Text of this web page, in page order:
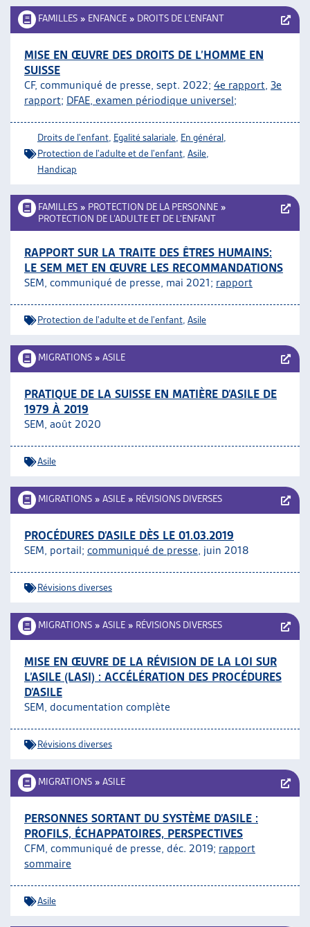
FAMILLES » ENFANCE » DROITS DE L’ENFANT
MISE EN ŒUVRE DES DROITS DE L’HOMME EN
SUISSE
CF, communiqué de presse, sept. 2022; 4e rapport, 3e
rapport; DFAE, examen périodique universel;
Droits de l'enfant Egalité salariale En général
Protection de l'adulte et de l'enfant Asile
Handicap
FAMILLES » PROTECTION DE LA PERSONNE »
PROTECTION DE L’ADULTE ET DE L’ENFANT
RAPPORT SUR LA TRAITE DES ÊTRES HUMAINS:
LE SEM MET EN ŒUVRE LES RECOMMANDATIONS
SEM, communiqué de presse, mai 2021; rapport
Protection de l'adulte et de l'enfant Asile
MIGRATIONS » ASILE
PRATIQUE DE LA SUISSE EN MATIÈRE D’ASILE DE
1979 À 2019
SEM, août 2020
Asile
MIGRATIONS » ASILE » RÉVISIONS DIVERSES
PROCÉDURES D’ASILE DÈS LE 01.03.2019
SEM, portail; communiqué de presse, juin 2018
Révisions diverses
MIGRATIONS » ASILE » RÉVISIONS DIVERSES
MISE EN ŒUVRE DE LA RÉVISION DE LA LOI SUR
L’ASILE (LASI) : ACCÉLÉRATION DES PROCÉDURES
D’ASILE
SEM, documentation complète
Révisions diverses
MIGRATIONS » ASILE
PERSONNES SORTANT DU SYSTÈME D’ASILE :
PROFILS, ÉCHAPPATOIRES, PERSPECTIVES
CFM, communiqué de presse, déc. 2019; rapport
sommaire
Asile